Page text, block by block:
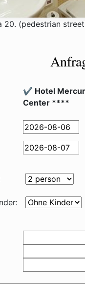
20. (pedestrian
✔️ Hotel
Center ****